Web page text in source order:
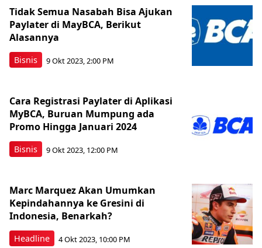
Bisnis
Tidak Semua Nasabah Bisa Ajukan
Paylater di MayBCA, Berikut
Alasannya
9 Okt 2023, 2:00 PM
Bisnis
Cara Registrasi Paylater di Aplikasi
MyBCA, Buruan Mumpung ada
Promo Hingga Januari 2024
9 Okt 2023, 12:00 PM
Headline
Marc Marquez Akan Umumkan
Kepindahannya ke Gresini di
Indonesia, Benarkah?
4 Okt 2023, 10:00 PM